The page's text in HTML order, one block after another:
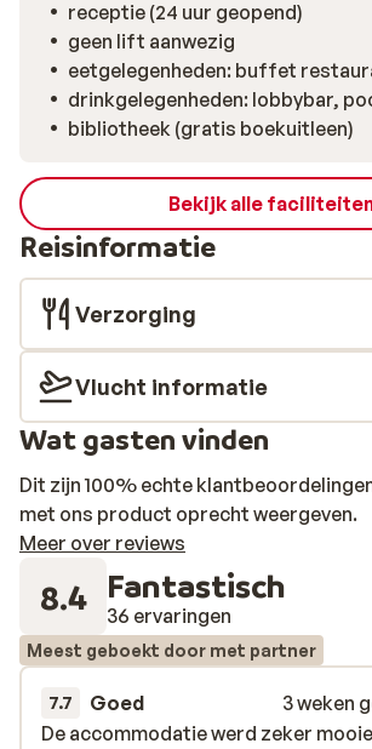
receptie (24 uur geopend)
geen lift aanwezig
eetgelegenheden: buffet
drinkgelegenheden: lobbybar,
bibliotheek (gratis boekuitleen)
Bekijk alle
Reisinformatie
Verzorging
Vlucht informatie
Wat gasten vinden
Dit zijn 100% echte
met ons product oprecht weergeven.
Meer over reviews
8.4 Fantastisch
36 ervaringen
Meest geboekt door met partner
7.7 Goed
3 weken
De accommodatie werd zeker
De accommodatie werd zeker